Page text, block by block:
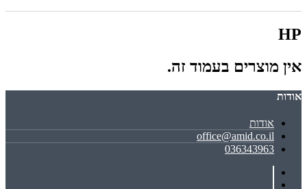
HP
אין מוצרים בעמוד זה.
אודות
אודות
office@amid.co.il
036343963